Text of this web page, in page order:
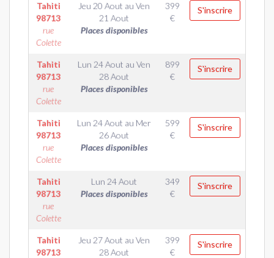
Tahiti
98713
rue
Colette
Jeu 20 Aout au Ven
21 Aout
Places disponibles
399
€
S'inscrire
Tahiti
98713
rue
Colette
Lun 24 Aout au Ven
28 Aout
Places disponibles
899
€
S'inscrire
Tahiti
98713
rue
Colette
Lun 24 Aout au Mer
26 Aout
Places disponibles
599
€
S'inscrire
Tahiti
98713
rue
Colette
Lun 24 Aout
Places disponibles
349
€
S'inscrire
Tahiti
98713
Jeu 27 Aout au Ven
28 Aout
399
€
S'inscrire